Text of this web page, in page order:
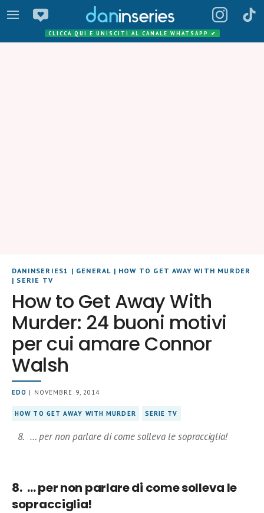
CLICCA QUI E UNISCITI AL CANALE WHATSAPP ✔
DANINSERIES1 | GENERAL | HOW TO GET AWAY WITH MURDER
| SERIE TV
How to Get Away With
Murder: 24 buoni motivi
per cui amare Connor
Walsh
EDO | NOVEMBRE 9, 2014
HOW TO GET AWAY WITH MURDER SERIE TV
8. … per non parlare di come solleva le sopracciglia!
8. … per non parlare di come solleva le
sopracciglia!